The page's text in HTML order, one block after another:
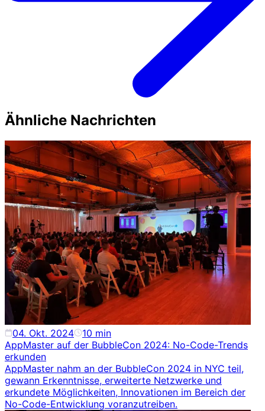
Ähnliche Nachrichten
04. Okt. 2024 10 min
AppMaster auf der BubbleCon 2024: No-Code-Trends
erkunden
AppMaster nahm an der BubbleCon 2024 in NYC teil,
gewann Erkenntnisse, erweiterte Netzwerke und
erkundete Möglichkeiten, Innovationen im Bereich der
No-Code-Entwicklung voranzutreiben.